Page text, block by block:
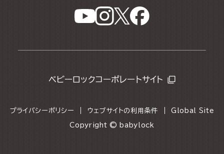
ベビーロックコーポレートサイト
プライバシーポリシー ウェブサイトの利用条件 Global Site
Copyright © babylock